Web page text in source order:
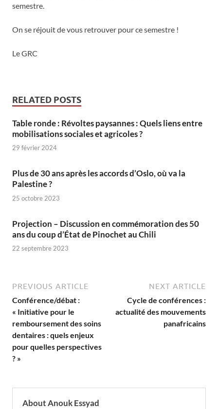
semestre.
On se réjouit de vous retrouver pour ce semestre !
Le GRC
RELATED POSTS
Table ronde : Révoltes paysannes : Quels liens entre
mobilisations sociales et agricoles ?
29 février 2024
Plus de 30 ans après les accords d’Oslo, où va la
Palestine ?
25 octobre 2023
Projection – Discussion en commémoration des 50
ans du coup d’État de Pinochet au Chili
22 septembre 2023
PREVIOUS ARTICLE
Conférence/débat :
« Initiative pour le
remboursement des soins
dentaires : quels enjeux
pour quelles perspectives
? »
NEXT ARTICLE
Cycle de conférences :
actualité des mouvements
panafricains
About Anouk Essyad